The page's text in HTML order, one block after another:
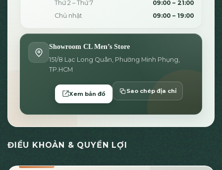
Thứ 2 – Thứ 7
09:00 – 21:00
Chủ nhật
09:00 – 19:00
Showroom CL Men’s Store
151/8 Lạc Long Quân, Phường Minh Phụng,
TP.HCM
Xem bản đồ Sao chép địa chỉ
ĐIỀU KHOẢN & QUYỀN LỢI